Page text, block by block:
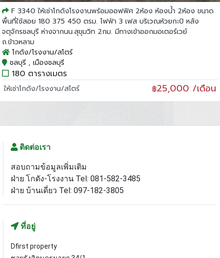
F 3340 ให้เช่าโกดังโรงงานพร้อมออฟฟิศ 2ห้อง ห้องน้ำ 2ห้อง ขนาด
พื้นที่ใช้สอย 180 375 450 ตรม. ไฟฟ้า 3 เฟส บริเวณห้วยกะปิ ️หลัง
จตุจักรชลบุรี ️ห่างจากนน.สุขุมวิท 2กม. มีทางเข้าออกมอเตอร์เวย์
ถ.ข้าวหลาม
โกดัง/โรงงาน/สโตร์
ชลบุรี , เมืองชลบุรี
180 ตารางเมตร
ให้เช่าโกดัง/โรงงาน/สโตร์ ฿25,000 /เดือน
ติดต่อเรา
สอบถามข้อมูลเพิ่มเติม
ฝ่าย โกดัง-โรงงาน Tel: 081-582-3485
ฝ่าย บ้านเดี่ยว Tel: 097-182-3805
ที่อยู่
Dfirst property